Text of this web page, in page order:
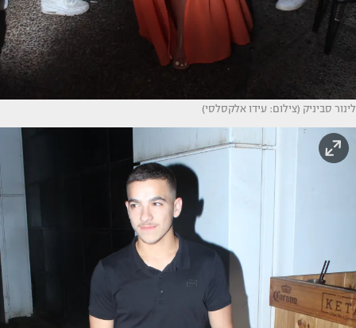
לינור סביניק (צילום: עידו אלקסלסי)